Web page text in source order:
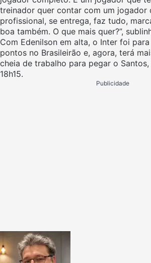
treinador quer contar com um jogador
profissional, se entrega, faz tudo,
boa também. O que mais quer?”,
Com Edenilson em alta, o Inter foi
pontos no Brasileirão e, agora, terá
cheia de trabalho para pegar o
18h15.
Publicidade